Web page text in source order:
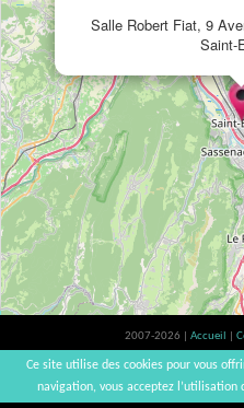
Salle Robert Fiat, 9
Saint-
2007-2026 | Accueil
L'abus d'alcool est dangereux pour
Ce site utilise des cookies pour vous
navigation, vous acceptez l’utilisation